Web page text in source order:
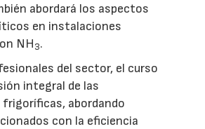
abordará los aspectos
en instalaciones
NH3.
del sector, el curso
integral de las
abordando
con la eficiencia